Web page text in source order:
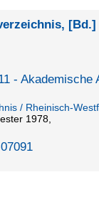
- Akademische
/ Rheinisch-
1978,